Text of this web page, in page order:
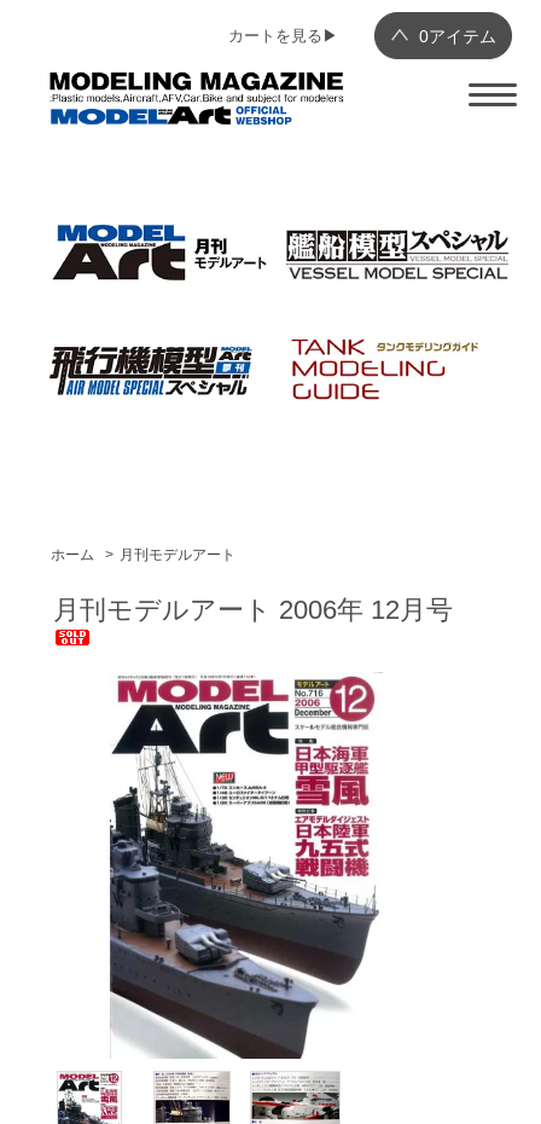
0アイテム
カートを見る▶︎
ホーム > 月刊モデルアート
月刊モデルアート 2006年 12月号